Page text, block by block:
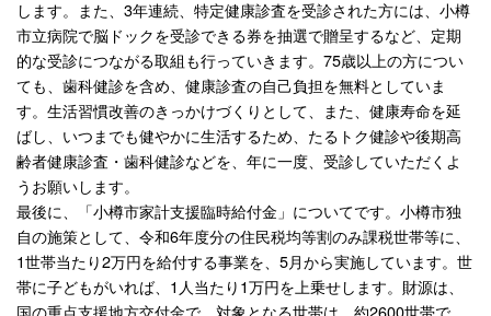
します。また、3年連続、特定健康診査を受診された方には、小樽
市立病院で脳ドックを受診できる券を抽選で贈呈するなど、定期
的な受診につながる取組も行っていきます。75歳以上の方につい
ても、歯科健診を含め、健康診査の自己負担を無料としていま
す。生活習慣改善のきっかけづくりとして、また、健康寿命を延
ばし、いつまでも健やかに生活するため、たるトク健診や後期高
齢者健康診査・歯科健診などを、年に一度、受診していただくよ
うお願いします。
最後に、「小樽市家計支援臨時給付金」についてです。小樽市独
自の施策として、令和6年度分の住民税均等割のみ課税世帯等に、
1世帯当たり2万円を給付する事業を、5月から実施しています。世
帯に子どもがいれば、1人当たり1万円を上乗せします。財源は、
国の重点支援地方交付金で、対象となる世帯は、約2600世帯で